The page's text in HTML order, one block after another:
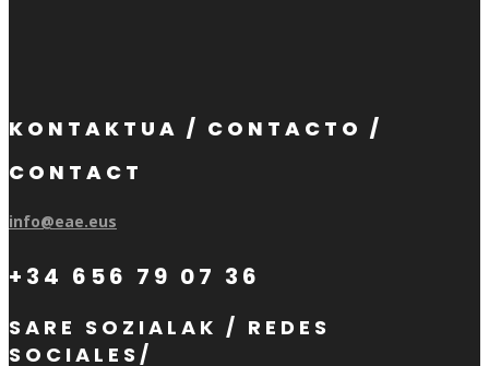
KONTAKTUA / CONTACTO /
CONTACT
info@eae.eus
+34 656 79 07 36
SARE SOZIALAK / REDES
SOCIALES/